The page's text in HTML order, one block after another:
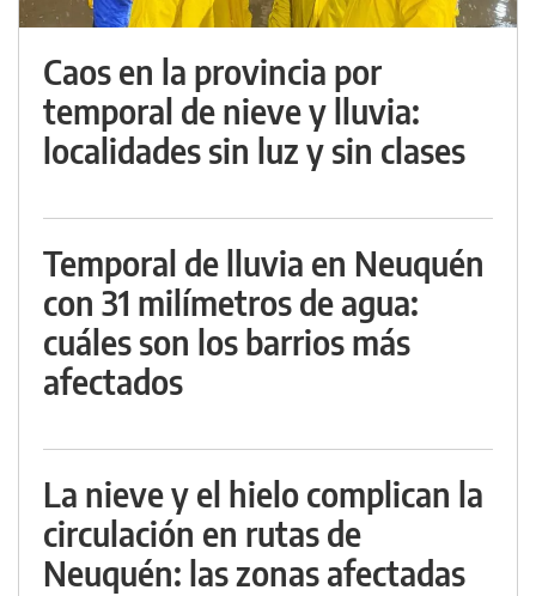
Caos en la provincia por
temporal de nieve y lluvia:
localidades sin luz y sin clases
Temporal de lluvia en Neuquén
con 31 milímetros de agua:
cuáles son los barrios más
afectados
La nieve y el hielo complican la
circulación en rutas de
Neuquén: las zonas afectadas